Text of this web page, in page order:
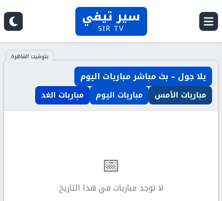
سير تيفي
SIR TV
بتوقيت القاهرة
يلا جول – بث مباشر مباريات اليوم
مباريات الأمس مباريات اليوم مباريات الغد
📅
لا توجد مباريات في هذا التاريخ